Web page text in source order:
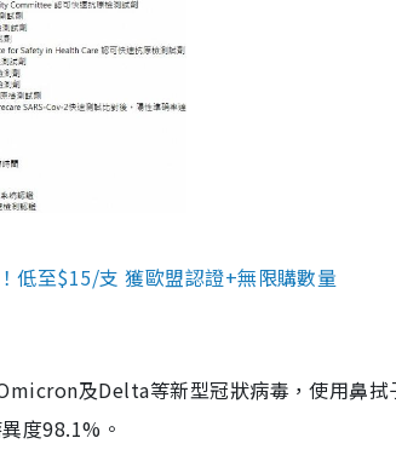
低至$15/支 獲歐盟認證+無限購數量
及Delta等新型冠狀病毒，使用鼻拭
度98.1%。